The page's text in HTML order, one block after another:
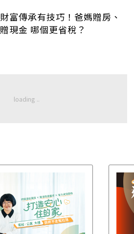
財富傳承有技巧！爸媽贈房、
贈現金 哪個更省稅？